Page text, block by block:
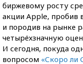
биржевому росту
акции Apple, пробив
и породив на рынке
четырёхзначную
И сегодня, покуда
вопросом «Скоро ли